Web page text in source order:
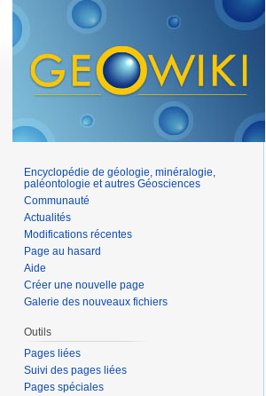
Encyclopédie de géologie, minéralogie,
paléontologie et autres Géosciences
Communauté
Actualités
Modifications récentes
Page au hasard
Aide
Créer une nouvelle page
Galerie des nouveaux fichiers
Outils
Pages liées
Suivi des pages liées
Pages spéciales